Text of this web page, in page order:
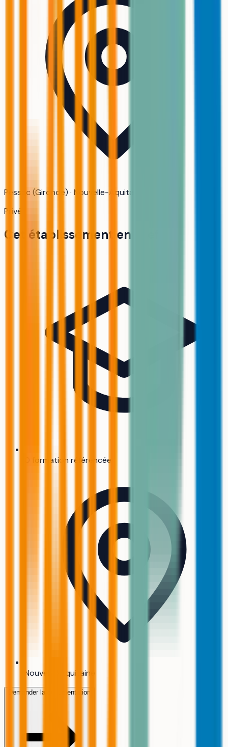
Pessac (Gironde) · Nouvelle-Aquitaine
Privé
Cet établissement en bref
0 formation référencée
Nouvelle-Aquitaine
Demander la documentation